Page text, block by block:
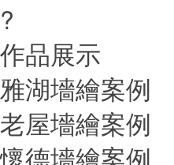
?
作品展示
雅湖墻繪案例
老屋墻繪案例
懷德墻繪案例